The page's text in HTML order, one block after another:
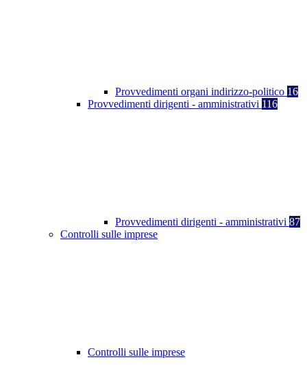
Provvedimenti organi indirizzo-politico 16
Provvedimenti dirigenti - amministrativi 116
Provvedimenti dirigenti - amministrativi 87
Controlli sulle imprese
Controlli sulle imprese